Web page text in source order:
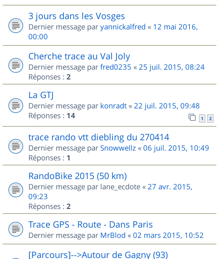
3 jours dans les Vosges
Dernier message par yannickalfred « 12 mai 2016,
00:00
Cherche trace au Val Joly
Dernier message par fred0235 « 25 juil. 2015, 08:24
Réponses : 2
La GTJ
Dernier message par konradt « 22 juil. 2015, 09:48
Réponses : 14 1 2
trace rando vtt diebling du 270414
Dernier message par Snowwellz « 06 juil. 2015, 10:49
Réponses : 1
RandoBike 2015 (50 km)
Dernier message par lane_ecdote « 27 avr. 2015,
09:23
Réponses : 2
Trace GPS - Route - Dans Paris
Dernier message par MrBlod « 02 mars 2015, 10:52
[Parcours]-->Autour de Gagny (93)